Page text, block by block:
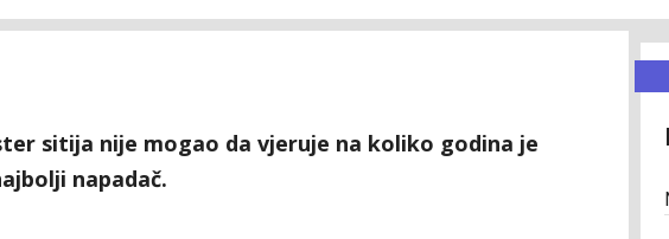
sitija nije mogao da vjeruje na koliko godina je
napadač.